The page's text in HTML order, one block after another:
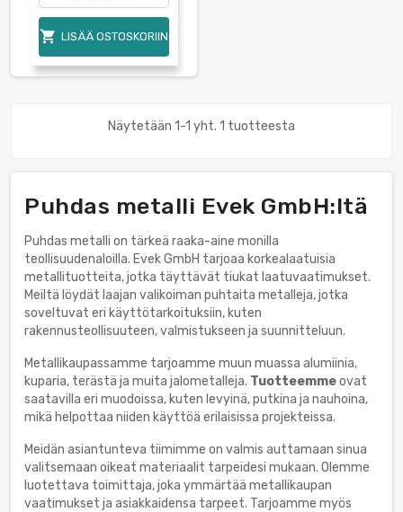
 LISÄÄ OSTOSKORIIN
Näytetään 1-1 yht. 1 tuotteesta
Puhdas metalli Evek GmbH:ltä
Puhdas metalli on tärkeä raaka-aine monilla
teollisuudenaloilla. Evek GmbH tarjoaa korkealaatuisia
metallituotteita, jotka täyttävät tiukat laatuvaatimukset.
Meiltä löydät laajan valikoiman puhtaita metalleja, jotka
soveltuvat eri käyttötarkoituksiin, kuten
rakennusteollisuuteen, valmistukseen ja suunnitteluun.
Metallikaupassamme tarjoamme muun muassa alumiinia,
kuparia, terästä ja muita jalometalleja. Tuotteemmeovat
saatavilla eri muodoissa, kuten levyinä, putkina ja nauhoina,
mikä helpottaa niiden käyttöä erilaisissa projekteissa.
Meidän asiantunteva tiimimme on valmis auttamaan sinua
valitsemaan oikeat materiaalit tarpeidesi mukaan. Olemme
luotettava toimittaja, joka ymmärtää metallikaupan
vaatimukset ja asiakkaidensa tarpeet. Tarjoamme myös